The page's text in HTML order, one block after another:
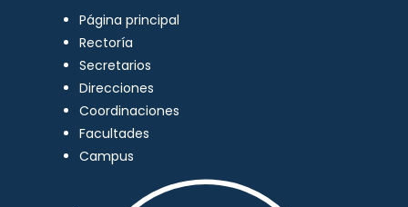
Página principal
Rectoría
Secretarios
Direcciones
Coordinaciones
Facultades
Campus